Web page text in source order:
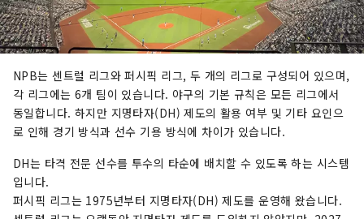
NPB는 센트럴 리그와 퍼시픽 리그, 두 개의 리그로 구성되어 있으며,
각 리그에는 6개 팀이 있습니다. 야구의 기본 규칙은 모든 리그에서
동일합니다. 하지만 지명타자(DH) 제도의 활용 여부 및 기타 요인으
로 인해 경기 방식과 선수 기용 방식에 차이가 있습니다.
DH는 타격 전문 선수를 투수의 타순에 배치할 수 있도록 하는 시스템
입니다.
퍼시픽 리그는 1975년부터 지명타자(DH) 제도를 운영해 왔습니다.